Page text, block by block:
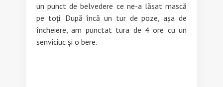
un punct de belvedere ce ne-a lăsat mască
pe toți. După încă un tur de poze, așa de
încheiere, am punctat tura de 4 ore cu un
senviciuc și o bere.